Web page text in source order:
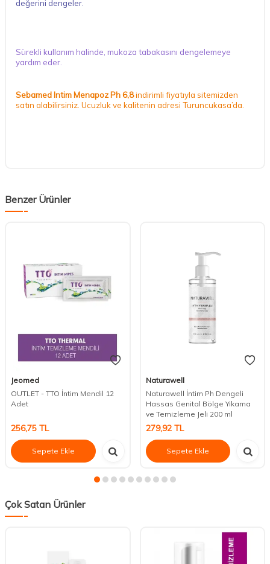
değerini dengeler.
Sürekli kullanım halinde, mukoza tabakasını dengelemeye
yardım eder.
Sebamed Intim Menapoz Ph 6,8indirimli fiyatıyla sitemizden
satın alabilirsiniz. Ucuzluk ve kalitenin adresi Turuncukasa’da.
Benzer Ürünler
Jeomed
OUTLET - TTO İntim Mendil 12
Adet
256,75 TL
Sepete Ekle
Naturawell
Naturawell İntim Ph Dengeli
Hassas Genital Bölge Yıkama
ve Temizleme Jeli 200 ml
279,92TL
Sepete Ekle
Çok Satan Ürünler